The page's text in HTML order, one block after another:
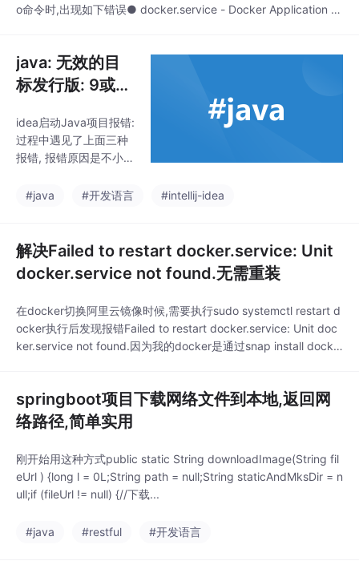
o命令时,出现如下错误● docker.service - Docker Application C
java: 无效的目
标发行版: 9或警
需要目标发行版
9
idea启动Java项目报错:
过程中遇见了上面三种
报错, 报错原因是不小心
而且我本地装了多个版
e->setting , 将这里的
设置一致, 你用的哪个版
本, 就选哪个版本②. fil
这里设置保持一致这里
每个module要保持一致
④.至关重要的最后一
#java #开发语言 #intellij-idea
解决Failed to restart docker.service: Unit
docker.service not found.无需重装
在docker切换阿里云镜像时候,需要执行sudo systemctl restart d
ocker执行后发现报错Failed to restart docker.service: Unit doc
ker.service not found.因为我的docker是通过snap install docke
springboot项目下载网络文件到本地,返回网
络路径,简单实用
刚开始用这种方式public static String downloadImage(String fil
eUrl ) {long l = 0L;String path = null;String staticAndMksDir = n
ull;if (fileUrl != null) {//下载...
#java #restful #开发语言